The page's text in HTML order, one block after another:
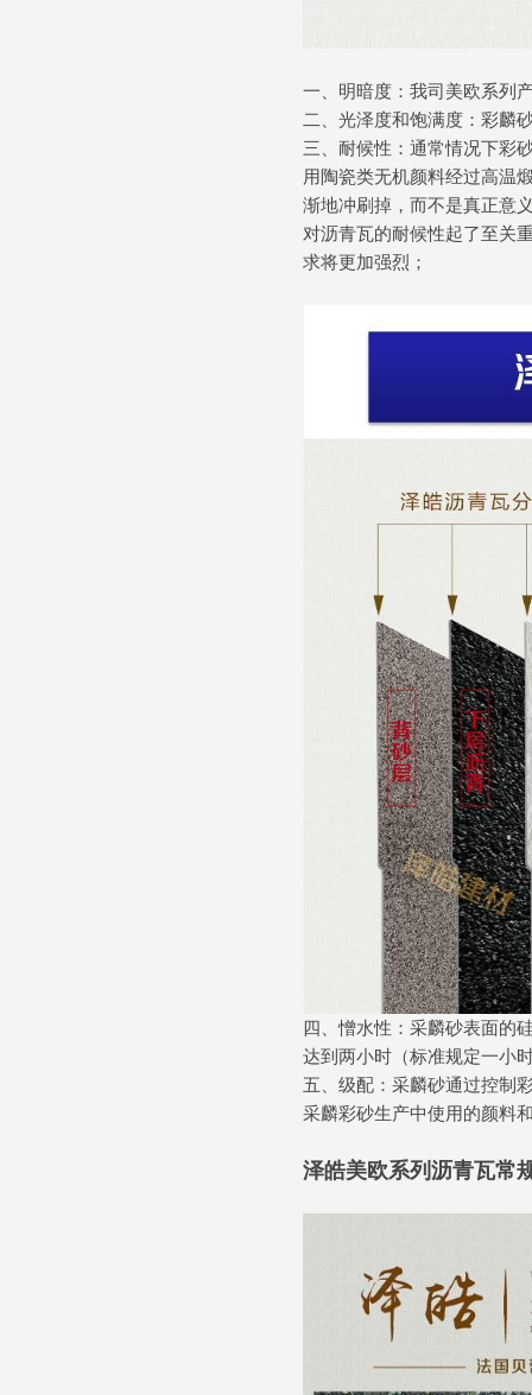
一、明暗度：我司美欧系列
二、光泽度和饱满度：彩麟
三、耐候性：通常情况下彩
用陶瓷类无机颜料经过高温
渐地冲刷掉，而不是真正意
对沥青瓦的耐候性起了至关
求将更加强烈；
四、憎水性：采麟砂表面的
达到两小时（标准规定一小
五、级配：采麟砂通过控制
采麟彩砂生产中使用的颜料
泽皓美欧系列沥青瓦常